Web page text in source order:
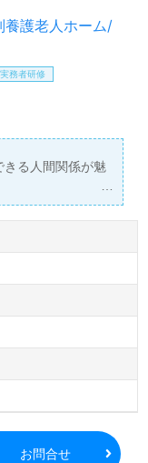
交渉など完全無
公開求人も取扱い
動！お問い合わ
護老人ホーム/
実務者研修
きる人間関係が魅
＊初任者研修以
分。
）『特別養護老
歩会（本部：大阪
に特別養護老人ホ
業を展開されてい
介護を実現され
します。特別養護
自分の意見や気持
お問合せ